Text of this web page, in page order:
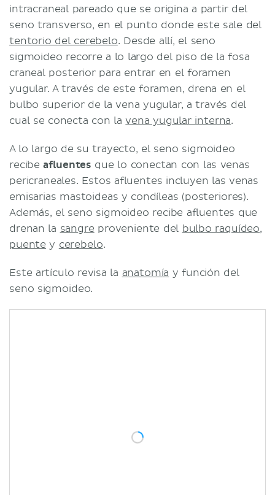
intracraneal pareado que se origina a partir del
seno transverso, en el punto donde este sale del
tentorio del cerebelo. Desde allí, el seno
sigmoideo recorre a lo largo del piso de la fosa
craneal posterior para entrar en el foramen
yugular. A través de este foramen, drena en el
bulbo superior de la vena yugular, a través del
cual se conecta con lavena yugular interna.
A lo largo de su trayecto, el seno sigmoideo
recibeafluentes que lo conectan con las venas
pericraneales. Estos afluentes incluyen las venas
emisarias mastoideas y condíleas (posteriores).
Además, el seno sigmoideo recibe afluentes que
drenan la sangre proveniente del bulbo raquídeo,
puente y cerebelo.
Este artículo revisa la anatomía y función del
seno sigmoideo.